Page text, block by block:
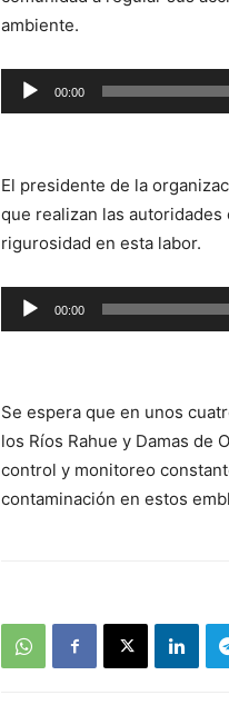
ambiente.
Reproductor
de
00:00
El presidente de la
que realizan las
rigurosidad en esta labor.
Reproductor
de
00:00
Se espera que en unos
los Ríos Rahue y Damas de
control y monitoreo
contaminación en estos